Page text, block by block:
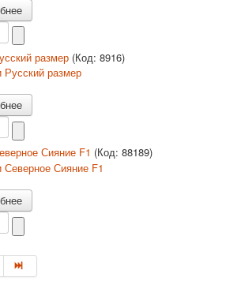
размер (Код: 8916)
Сияние F1 (Код: 88189)